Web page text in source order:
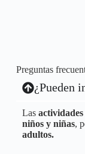
Preguntas
¿Pueden
Las actividades
niños y niñas,
adultos.